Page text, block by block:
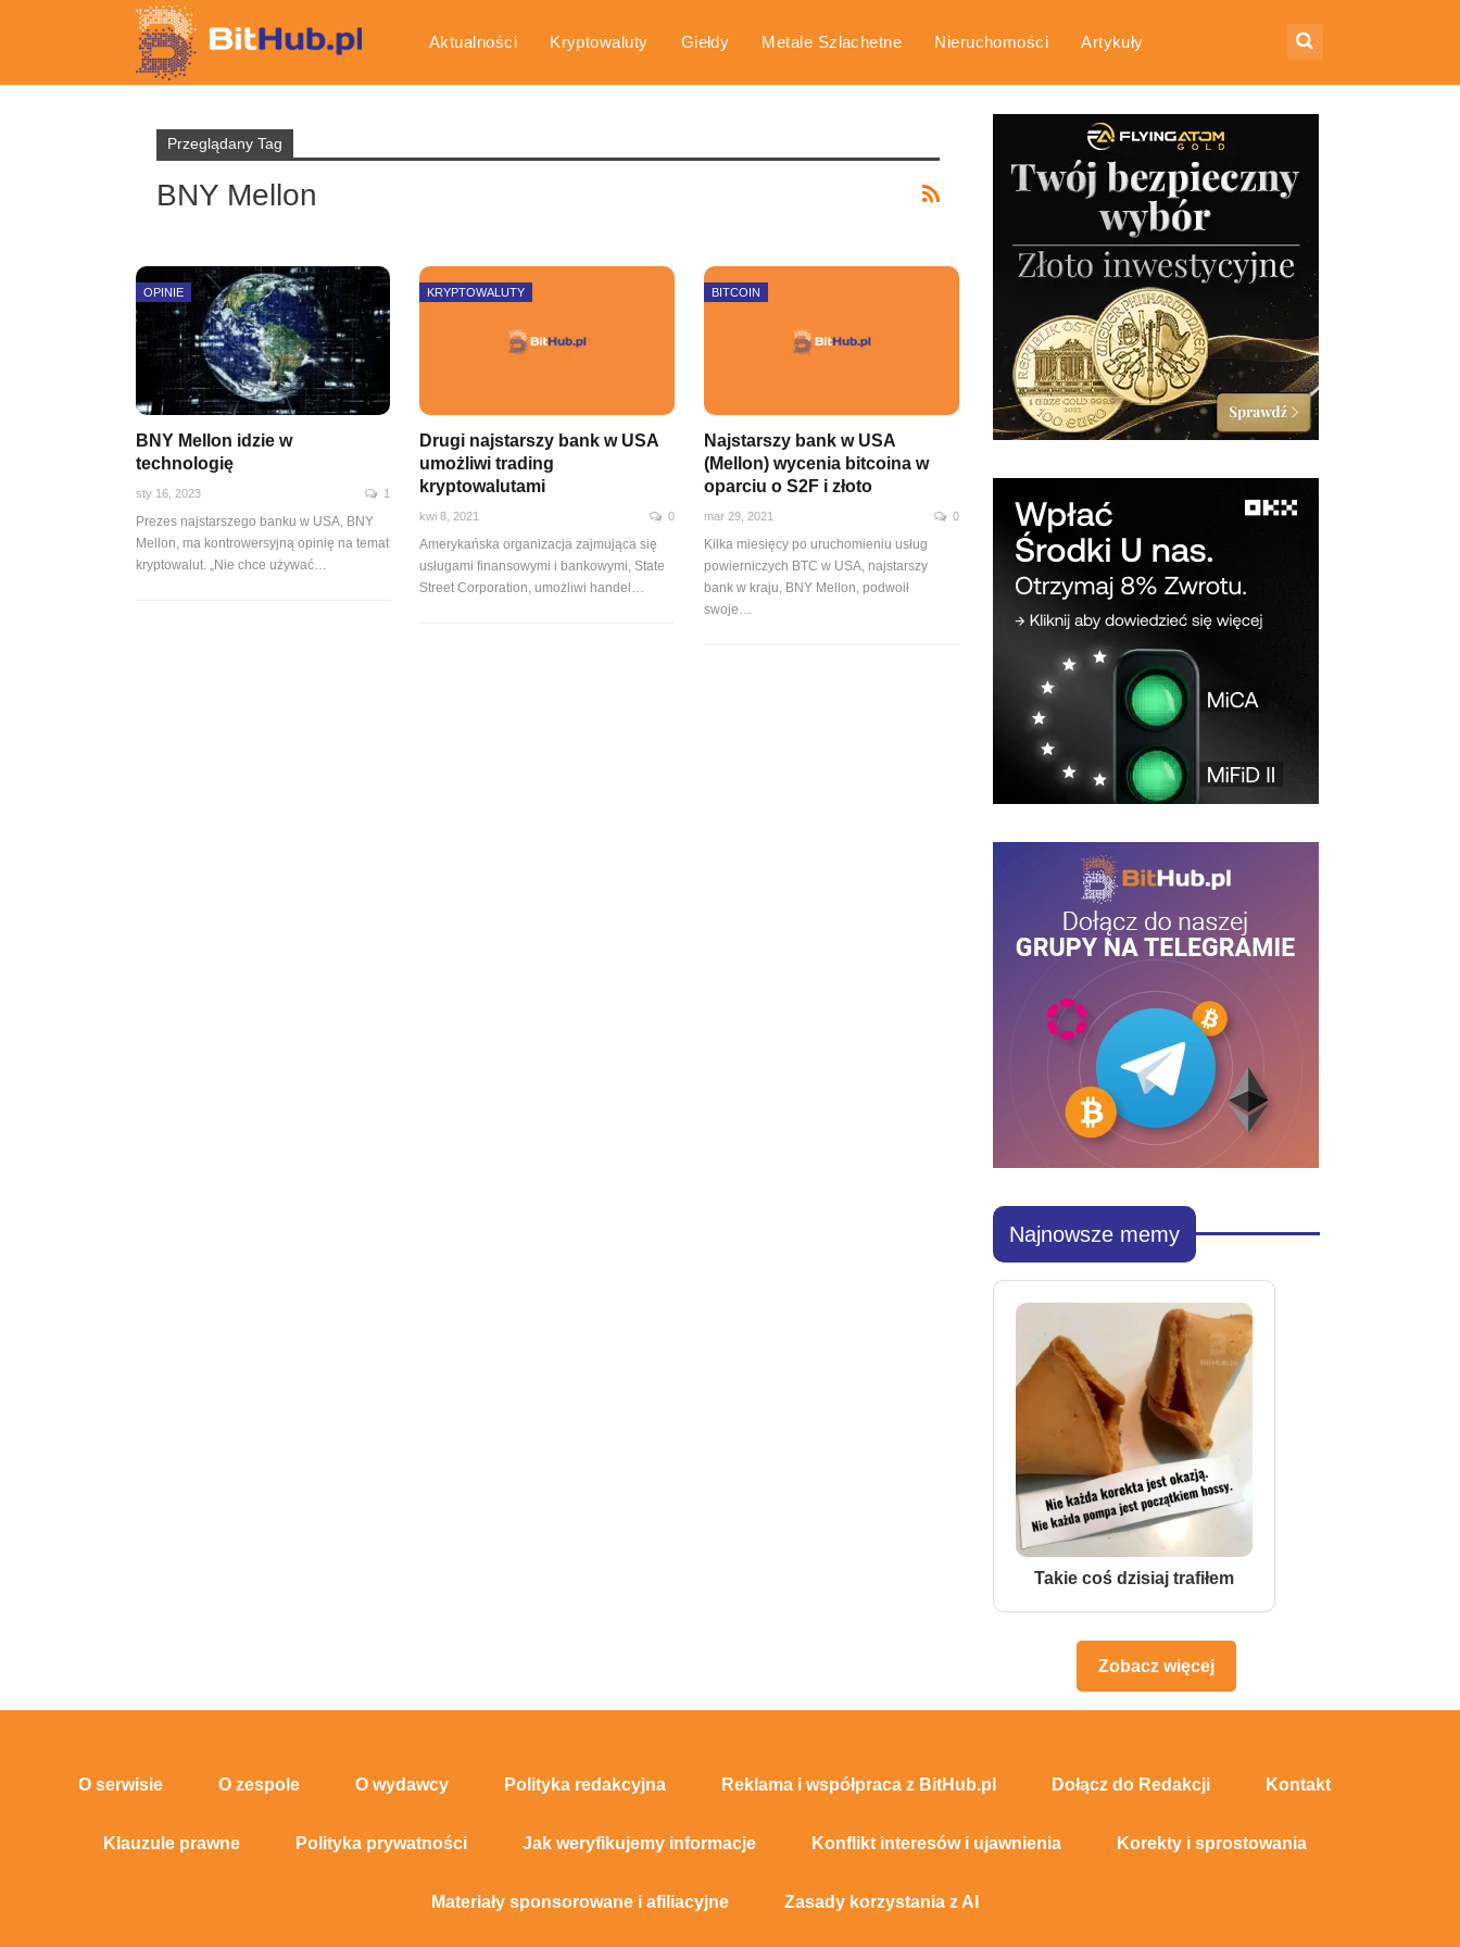
Aktualności Kryptowaluty Giełdy Metale Szlachetne Nieruchomości Artykuły
Przeglądany Tag
BNY Mellon
OPINIE
BNY Mellon idzie w
technologię
sty 16, 2023 1
Prezes najstarszego banku w USA, BNY
Mellon, ma kontrowersyjną opinię na temat
kryptowalut. „Nie chce używać…
KRYPTOWALUTY
Drugi najstarszy bank w USA
umożliwi trading
kryptowalutami
kwi 8, 2021 0
Amerykańska organizacja zajmująca się
usługami finansowymi i bankowymi, State
Street Corporation, umożliwi handel
BITCOIN
Najstarszy bank w USA
(Mellon) wycenia bitcoina w
oparciu o S2F i złoto
mar 29, 2021 0
Kilka miesięcy po uruchomieniu usług
powierniczych BTC w USA, najstarszy
bank w kraju, BNY Mellon, podwoił
swoje
Najnowsze memy
Takie coś dzisiaj trafiłem
Zobacz więcej
O serwisie O zespole O wydawcy Polityka redakcyjna Reklama i współpraca z BitHub.pl Dołącz do Redakcji Kontakt
Klauzule prawne Polityka prywatności Jak weryfikujemy informacje Konflikt interesów i ujawnienia Korekty i sprostowania
Materiały sponsorowane i afiliacyjne Zasady korzystania z AI